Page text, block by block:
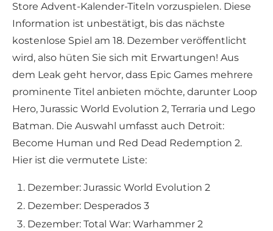
Store Advent-Kalender-Titeln vorzuspielen. Diese
Information ist unbestätigt, bis das nächste
kostenlose Spiel am 18. Dezember veröffentlicht
wird, also hüten Sie sich mit Erwartungen! Aus
dem Leak geht hervor, dass Epic Games mehrere
prominente Titel anbieten möchte, darunter Loop
Hero, Jurassic World Evolution 2, Terraria und Lego
Batman. Die Auswahl umfasst auch Detroit:
Become Human und Red Dead Redemption 2.
Hier ist die vermutete Liste:
Dezember: Jurassic World Evolution 2
Dezember: Desperados 3
Dezember: Total War: Warhammer 2